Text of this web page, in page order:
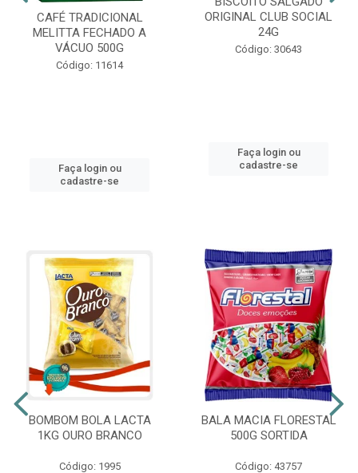
CAFÉ TRADICIONAL
MELITTA FECHADO A
VÁCUO 500G
Código: 11614
Faça login ou
cadastre-se
ORIGINAL CLUB SOCIAL
24G
Código: 30643
Faça login ou
cadastre-se
BOMBOM BOLA LACTA
1KG OURO BRANCO
Código: 1995
BALA MACIA FLORESTAL
500G SORTIDA
Código: 43757